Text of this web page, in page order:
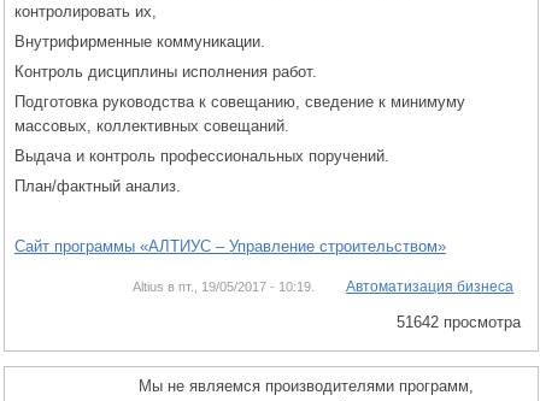
контролировать их,
Внутрифирменные коммуникации.
Контроль дисциплины исполнения работ.
Подготовка руководства к совещанию, сведение к минимуму
массовых, коллективных совещаний.
Выдача и контроль профессиональных поручений.
План/фактный анализ.
Сайт программы «АЛТИУС – Управление строительством»
Altius в пт., 19/05/2017 - 10:19. Автоматизация бизнеса
51642 просмотра
Мы не являемся производителями программ,